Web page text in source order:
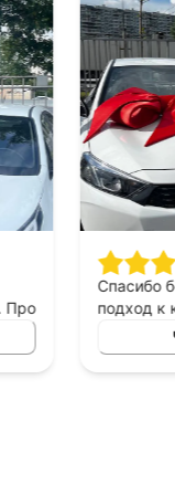
Про
Спасибо
подход к
выборе
выкуп,
который